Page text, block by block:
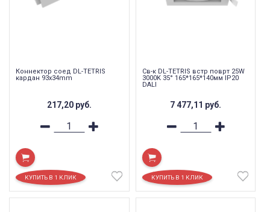
Коннектор соед DL-TETRIS
кардан 93х34mm
217,20 руб.
Св-к DL-TETRIS встр поврт 25W
3000K 35° 165*165*140мм IP20
DALI
7 477,11 руб.